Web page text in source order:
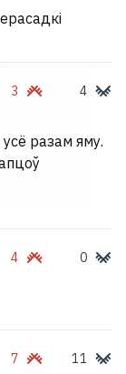
3 4
разам яму.
4 0
7 11